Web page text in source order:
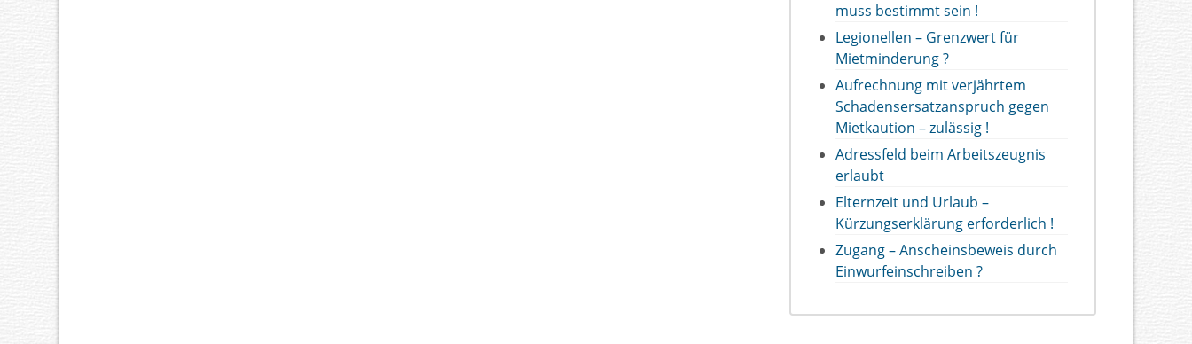
muss bestimmt sein !
Legionellen – Grenzwert für
Mietminderung ?
Aufrechnung mit verjährtem
Schadensersatzanspruch gegen
Mietkaution – zulässig !
Adressfeld beim Arbeitszeugnis
erlaubt
Elternzeit und Urlaub –
Kürzungserklärung erforderlich !
Zugang – Anscheinsbeweis durch
Einwurfeinschreiben ?